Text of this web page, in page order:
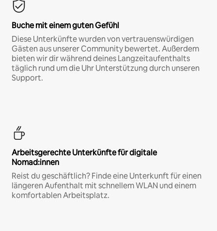
Buche mit einem guten Gefühl
Diese Unterkünfte wurden von vertrauenswürdigen
Gästen aus unserer Community bewertet. Außerdem
bieten wir dir während deines Langzeitaufenthalts
täglich rund um die Uhr Unterstützung durch unseren
Support.
Arbeitsgerechte Unterkünfte für digitale
Nomad:innen
Reist du geschäftlich? Finde eine Unterkunft für einen
längeren Aufenthalt mit schnellem WLAN und einem
komfortablen Arbeitsplatz.